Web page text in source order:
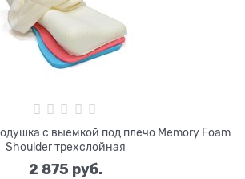
с выемкой под плечо Memory Foam
Shoulder трехслойная
2 875 руб.